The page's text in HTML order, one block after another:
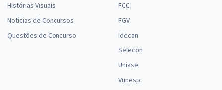
Histórias Visuais
Notícias de Concursos
Questões de Concurso
FCC
FGV
Idecan
Selecon
Uniase
Vunesp